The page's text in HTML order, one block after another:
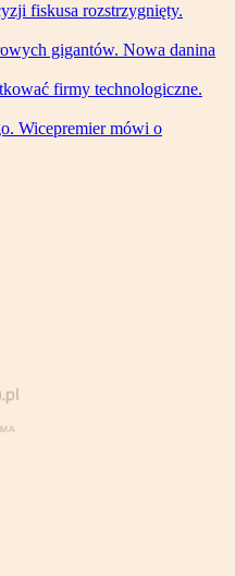
fiskusa rozstrzygnięty.
gigantów. Nowa danina
firmy technologiczne.
Wicepremier mówi o